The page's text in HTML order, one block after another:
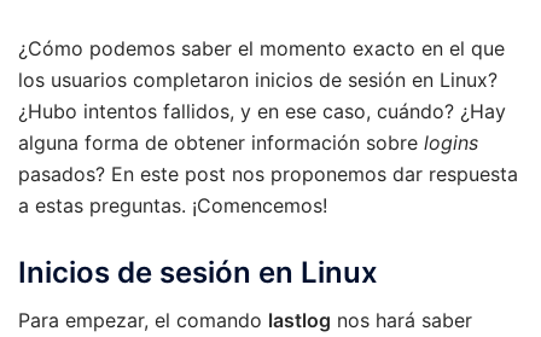
¿Cómo podemos saber el momento exacto en el que
los usuarios completaron inicios de sesión en Linux?
¿Hubo intentos fallidos, y en ese caso, cuándo? ¿Hay
alguna forma de obtener información sobre logins
pasados? En este post nos proponemos dar respuesta
a estas preguntas. ¡Comencemos!
Inicios de sesión en Linux
Para empezar, el comando lastlog nos hará saber